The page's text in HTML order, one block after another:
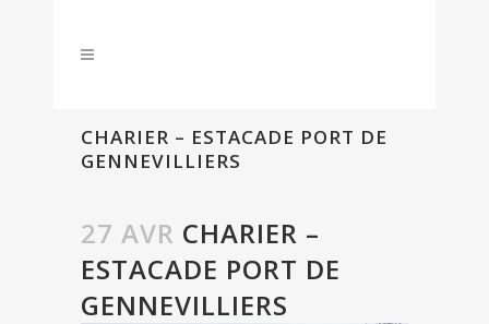
CHARIER – ESTACADE PORT DE
GENNEVILLIERS
27 AVR CHARIER –
ESTACADE PORT DE
GENNEVILLIERS